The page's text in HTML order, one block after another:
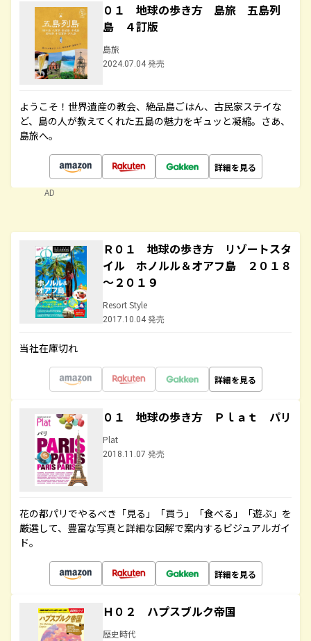
０１ 地球の歩き方 島旅 五島列
島 ４訂版
島旅
2024.07.04 発売
ようこそ！世界遺産の教会、絶品島ごはん、古民家ステイな
ど、島の人が教えてくれた五島の魅力をギュッと凝縮。さあ、
島旅へ。
詳細を見る
AD
Ｒ０１ 地球の歩き方 リゾートスタ
イル ホノルル＆オアフ島 ２０１８
～２０１９
Resort Style
2017.10.04 発売
当社在庫切れ
詳細を見る
０１ 地球の歩き方 Ｐｌａｔ パリ
Plat
2018.11.07 発売
花の都パリでやるべき「見る」「買う」「食べる」「遊ぶ」を
厳選して、豊富な写真と詳細な図解で案内するビジュアルガイ
ド。
詳細を見る
Ｈ０２ ハプスブルク帝国
歴史時代